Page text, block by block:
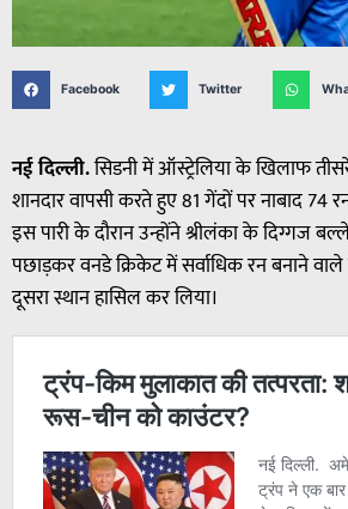
Facebook Twitter
नई दिल्ली.सिडनी में ऑस्ट्रेलिया के खिलाफ
शानदार वापसी करते हुए 81 गेंदों पर नाबाद 74
इस पारी के दौरान उन्होंने श्रीलंका के दिग्गज
पछाड़कर वनडे क्रिकेट में सर्वाधिक रन बनाने
दूसरा स्थान हासिल कर लिया।